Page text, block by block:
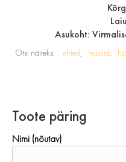
Asukoht:
Otsi näiteks: ehted maalid
Toote päring
Nimi (nõutav)